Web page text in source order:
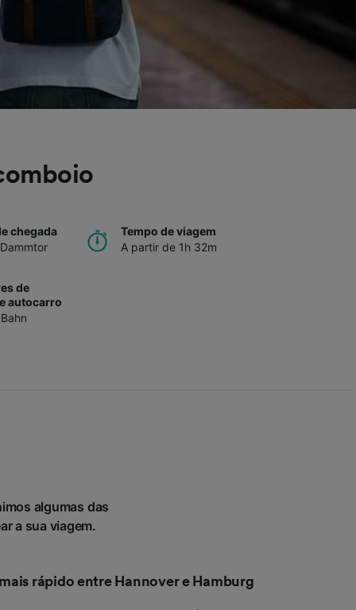
chegada
Tempo de viagem
A partir de 1h 32m
de
autocarro
algumas das
a sua viagem.
rápido entre Hannover e Hamburg